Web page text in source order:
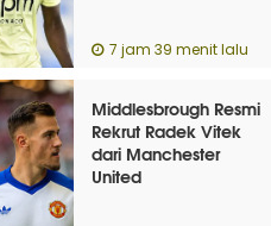
7 jam 39 menit lalu
Middlesbrough Resmi
Rekrut Radek Vitek
dari Manchester
United